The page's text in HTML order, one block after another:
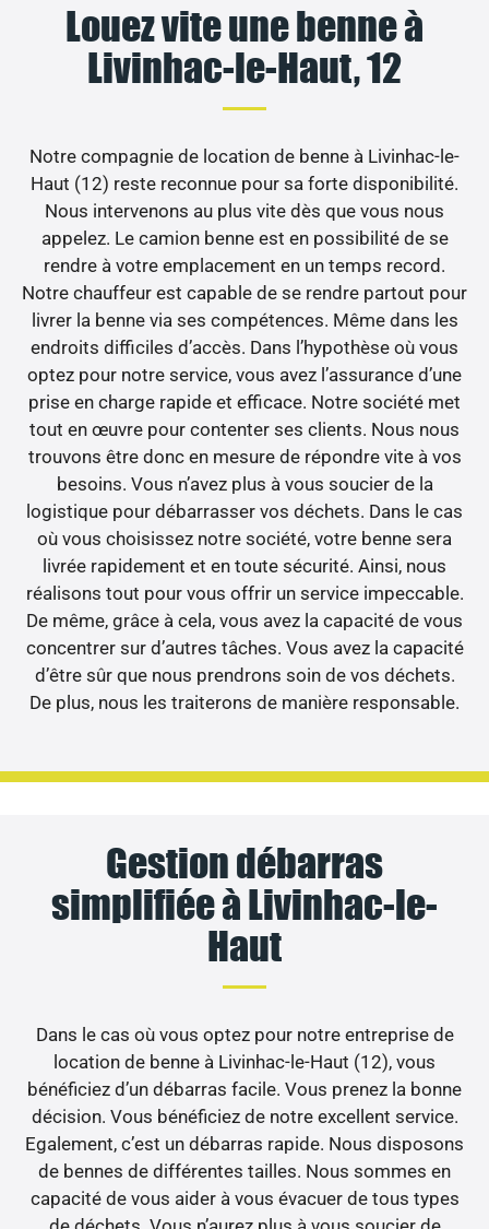
Louez vite une benne à
Livinhac-le-Haut, 12
Notre compagnie de location de benne à Livinhac-le-
Haut (12) reste reconnue pour sa forte disponibilité.
Nous intervenons au plus vite dès que vous nous
appelez. Le camion benne est en possibilité de se
rendre à votre emplacement en un temps record.
Notre chauffeur est capable de se rendre partout pour
livrer la benne via ses compétences. Même dans les
endroits difficiles d’accès. Dans l’hypothèse où vous
optez pour notre service, vous avez l’assurance d’une
prise en charge rapide et efficace. Notre société met
tout en œuvre pour contenter ses clients. Nous nous
trouvons être donc en mesure de répondre vite à vos
besoins. Vous n’avez plus à vous soucier de la
logistique pour débarrasser vos déchets. Dans le cas
où vous choisissez notre société, votre benne sera
livrée rapidement et en toute sécurité. Ainsi, nous
réalisons tout pour vous offrir un service impeccable.
De même, grâce à cela, vous avez la capacité de vous
concentrer sur d’autres tâches. Vous avez la capacité
d’être sûr que nous prendrons soin de vos déchets.
De plus, nous les traiterons de manière responsable.
Gestion débarras
simplifiée à Livinhac-le-
Haut
Dans le cas où vous optez pour notre entreprise de
location de benne à Livinhac-le-Haut (12), vous
bénéficiez d’un débarras facile. Vous prenez la bonne
décision. Vous bénéficiez de notre excellent service.
Egalement, c’est un débarras rapide. Nous disposons
de bennes de différentes tailles. Nous sommes en
capacité de vous aider à vous évacuer de tous types